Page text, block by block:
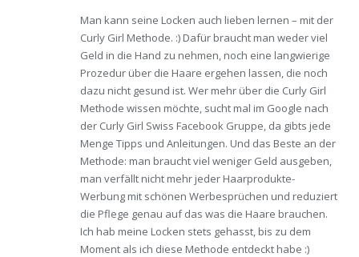
Man kann seine Locken auch lieben lernen – mit der
Curly Girl Methode. :) Dafür braucht man weder viel
Geld in die Hand zu nehmen, noch eine langwierige
Prozedur über die Haare ergehen lassen, die noch
dazu nicht gesund ist. Wer mehr über die Curly Girl
Methode wissen möchte, sucht mal im Google nach
der Curly Girl Swiss Facebook Gruppe, da gibts jede
Menge Tipps und Anleitungen. Und das Beste an der
Methode: man braucht viel weniger Geld ausgeben,
man verfällt nicht mehr jeder Haarprodukte-
Werbung mit schönen Werbesprüchen und reduziert
die Pflege genau auf das was die Haare brauchen.
Ich hab meine Locken stets gehasst, bis zu dem
Moment als ich diese Methode entdeckt habe :)